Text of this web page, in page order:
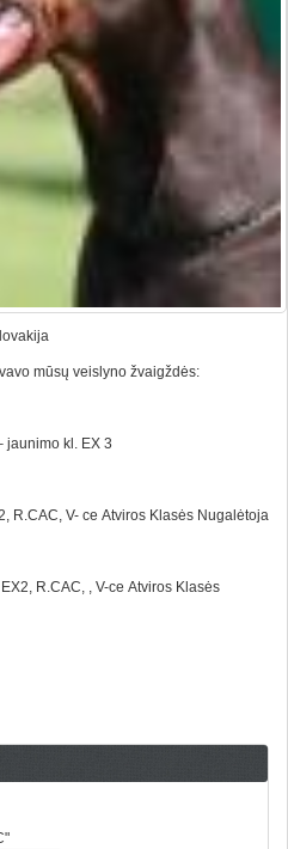
mūsų veislyno žvaigždės:
jaunimo kl. EX 3
R.CAC, V- ce Atviros Klasės Nugalėtoja
R.CAC, , V-ce Atviros Klasės